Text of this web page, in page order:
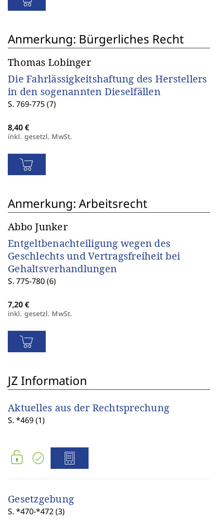
Anmerkung: Bürgerliches Recht
Thomas Lobinger
Die Fahrlässigkeitshaftung des Herstellers
in den sogenannten Dieselfällen
S. 769-775 (7)
inkl. gesetzl. MwSt.
Anmerkung: Arbeitsrecht
Abbo Junker
Entgeltbenachteiligung wegen des
Geschlechts und Vertragsfreiheit bei
Gehaltsverhandlungen
S. 775-780 (6)
inkl. gesetzl. MwSt.
JZ Information
Aktuelles aus der Rechtsprechung
S. *469 (1)
Gesetzgebung
S. *470-*472 (3)